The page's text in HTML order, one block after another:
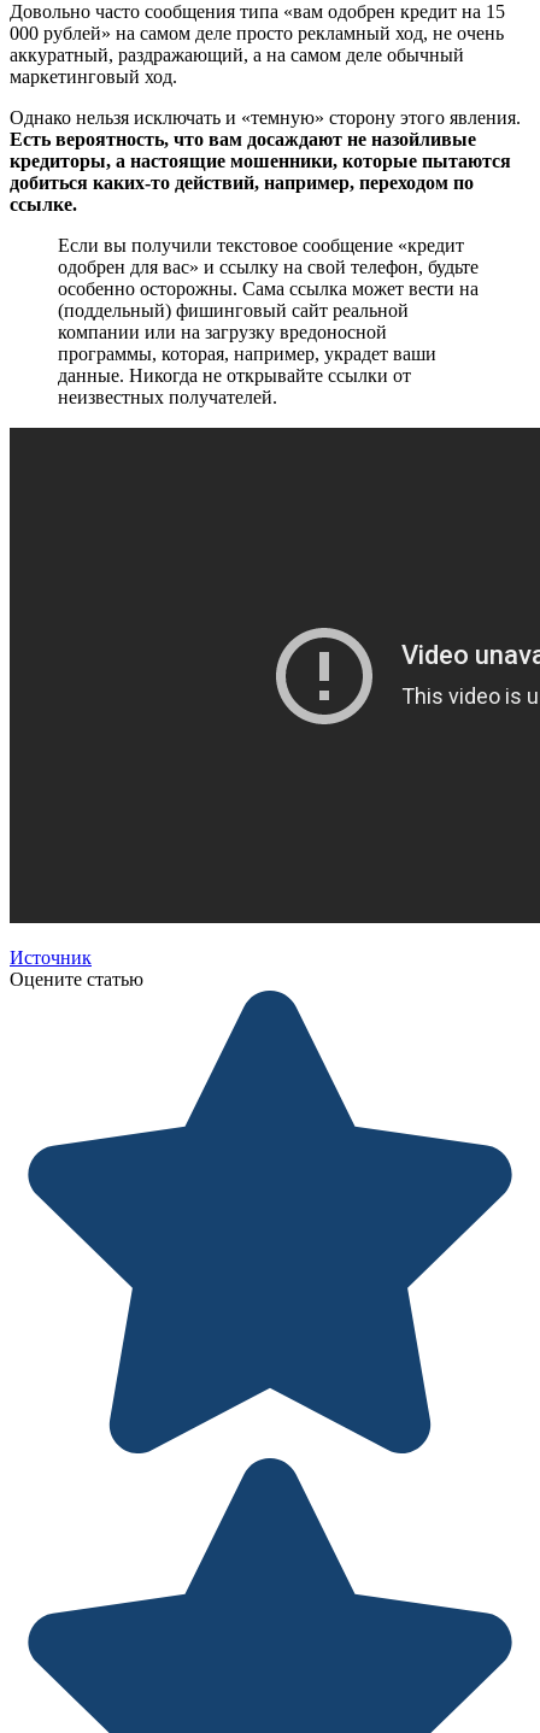
Довольно часто сообщения типа «вам одобрен кредит на 15
000 рублей» на самом деле просто рекламный ход, не очень
аккуратный, раздражающий, а на самом деле обычный
маркетинговый ход.
Однако нельзя исключать и «темную» сторону этого явления.
Есть вероятность, что вам досаждают не назойливые
кредиторы, а настоящие мошенники, которые пытаются
добиться каких-то действий, например, переходом по
ссылке.
Если вы получили текстовое сообщение «кредит
одобрен для вас» и ссылку на свой телефон, будьте
особенно осторожны. Сама ссылка может вести на
(поддельный) фишинговый сайт реальной
компании или на загрузку вредоносной
программы, которая, например, украдет ваши
данные. Никогда не открывайте ссылки от
неизвестных получателей.
Источник
Оцените статью